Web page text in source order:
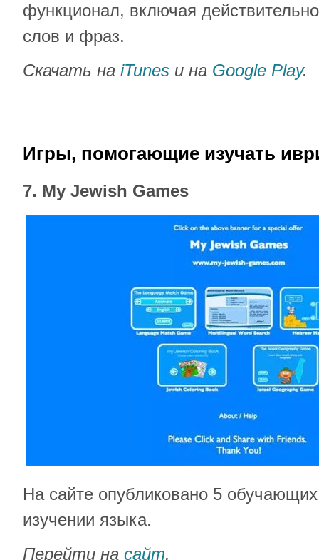
функционал, включая
слов и фраз.
Скачать на iTunes и на Google Play.
Игры, помогающие изучать
7. My Jewish Games
На сайте опубликовано 5
изучении языка.
Перейти на сайт.